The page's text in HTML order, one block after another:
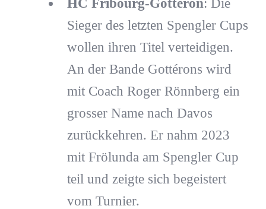
HC Fribourg-Gottéron: Die
Sieger des letzten Spengler Cups
wollen ihren Titel verteidigen.
An der Bande Gottérons wird
mit Coach Roger Rönnberg ein
grosser Name nach Davos
zurückkehren. Er nahm 2023
mit Frölunda am Spengler Cup
teil und zeigte sich begeistert
vom Turnier.